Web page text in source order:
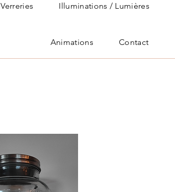
Verreries Illuminations / Lumières
Animations Contact